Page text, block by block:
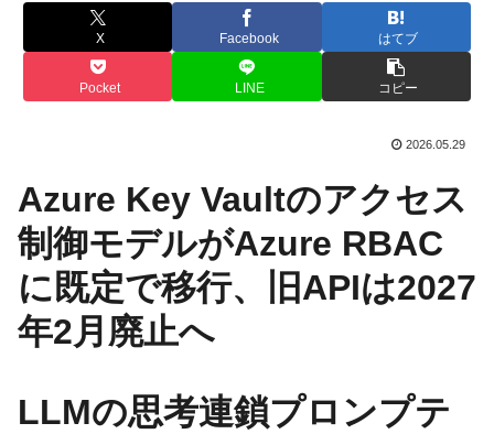
X Facebook はてブ
Pocket LINE コピー
2026.05.29
Azure Key Vaultのアクセス
制御モデルがAzure RBAC
に既定で移行、旧APIは2027
年2月廃止へ
LLMの思考連鎖プロンプテ